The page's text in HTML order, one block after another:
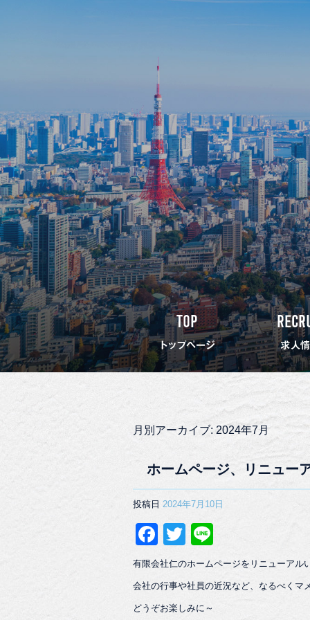
月別アーカイブ: 2024年7月
ホームページ、リニュー
投稿日 2024年7月10日
F
a
c
e
T
wi
tt
er
n
e
有限会社仁のホームページをリニューアル
会社の行事や社員の近況など、なるべくマ
どうぞお楽しみに～